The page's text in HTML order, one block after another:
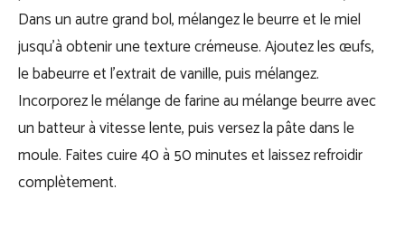
Dans un autre grand bol, mélangez le beurre et le miel
jusqu’à obtenir une texture crémeuse. Ajoutez les œufs,
le babeurre et l’extrait de vanille, puis mélangez.
Incorporez le mélange de farine au mélange beurre avec
un batteur à vitesse lente, puis versez la pâte dans le
moule. Faites cuire 40 à 50 minutes et laissez refroidir
complètement.